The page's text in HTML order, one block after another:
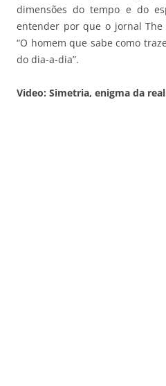
dimensões do tempo e do
entender por que o jornal The
“O homem que sabe como
do dia-a-dia”.
Video: Simetria, enigma da